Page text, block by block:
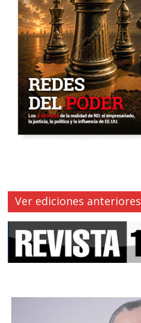
Ver ediciones anteriores